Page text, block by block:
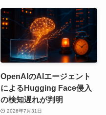
OpenAIのAIエージェント
によるHugging Face侵入
の検知遅れが判明
2026年7月31日